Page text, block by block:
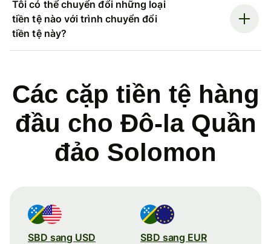
Tôi có thể chuyển đổi những loại
tiền tệ nào với trình chuyển đổi
tiền tệ này?
Các cặp tiền tệ hàng
đầu cho Đô-la Quần
đảo Solomon
SBD sang USD SBD sang EUR